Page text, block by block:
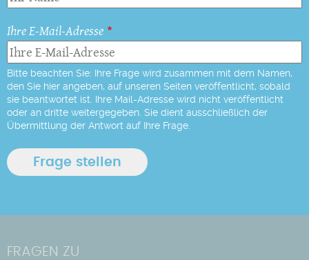
Ihre E-Mail-Adresse
Bitte beachten Sie: Ihre Frage wird zusammen mit dem Namen,
den Sie hier angeben, auf unseren Seiten veröffentlicht, sobald
sie beantwortet ist. Ihre Mail-Adresse wird nicht veröffentlicht
oder an dritte weitergegeben. Sie dient ausschließlich der
Übermittlung der Antwort auf Ihre Frage.
FRAGEN ZU